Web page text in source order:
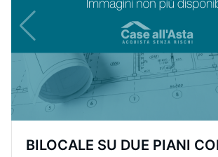
BILOCALE SU DUE PIANI